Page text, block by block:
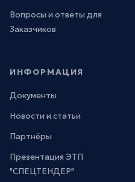
Вопросы и ответы для
Заказчиков
ИНФОРМАЦИЯ
Документы
Новости и статьи
Партнёры
Презентация ЭТП
"СПЕЦТЕНДЕР"